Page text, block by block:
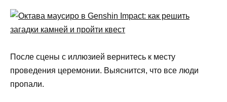
После сцены с иллюзией вернитесь к месту
проведения церемонии. Выяснится, что все люди
пропали.